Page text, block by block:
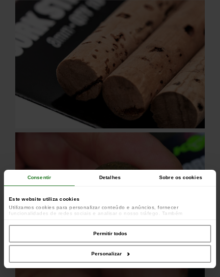
Consentir Detalhes Sobre os cookies
Este website utiliza cookies
Utilizamos cookies para personalizar conteúdo e anúncios, fornecer
funcionalidades de redes sociais e analisar o nosso tráfego. Também
parceiros de redes sociais, de publicidade e de análise, que as podem combinar
com outras informações que lhes forneceu ou recolhidas por estes a partir da
sua utilização dos respetivos serviços.
Permitir todos
Personalizar